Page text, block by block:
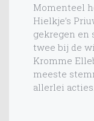
Momenteel
Hielkje’s
gekregen en
twee bij de
Kromme
meeste
allerlei acties.